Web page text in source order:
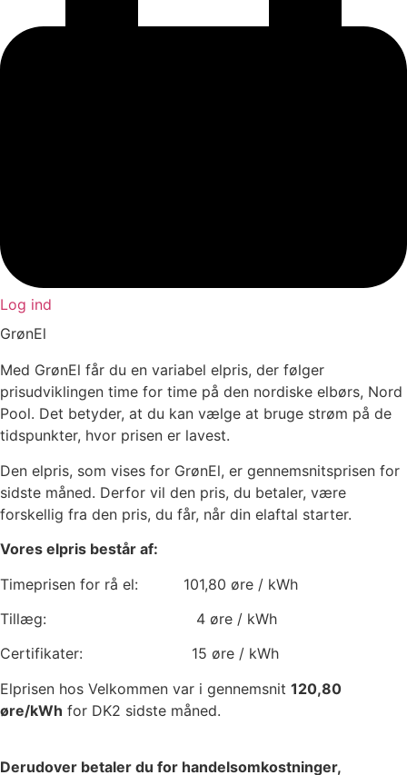
Log ind
GrønEl
Med GrønEl får du en variabel elpris, der følger
prisudviklingen time for time på den nordiske elbørs, Nord
Pool. Det betyder, at du kan vælge at bruge strøm på de
tidspunkter, hvor prisen er lavest.
Den elpris, som vises for GrønEl, er gennemsnitsprisen for
sidste måned. Derfor vil den pris, du betaler, være
forskellig fra den pris, du får, når din elaftal starter.
Vores elpris består af:
Timeprisen for rå el: 101,80 øre / kWh
Tillæg: 4 øre / kWh
Certifikater: 15 øre / kWh
Elprisen hos Velkommen var i gennemsnit 120,80
øre/kWh for DK2 sidste måned.
Derudover betaler du for handelsomkostninger,